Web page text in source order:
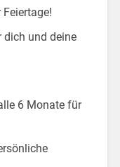
dich und deine
6 Monate für